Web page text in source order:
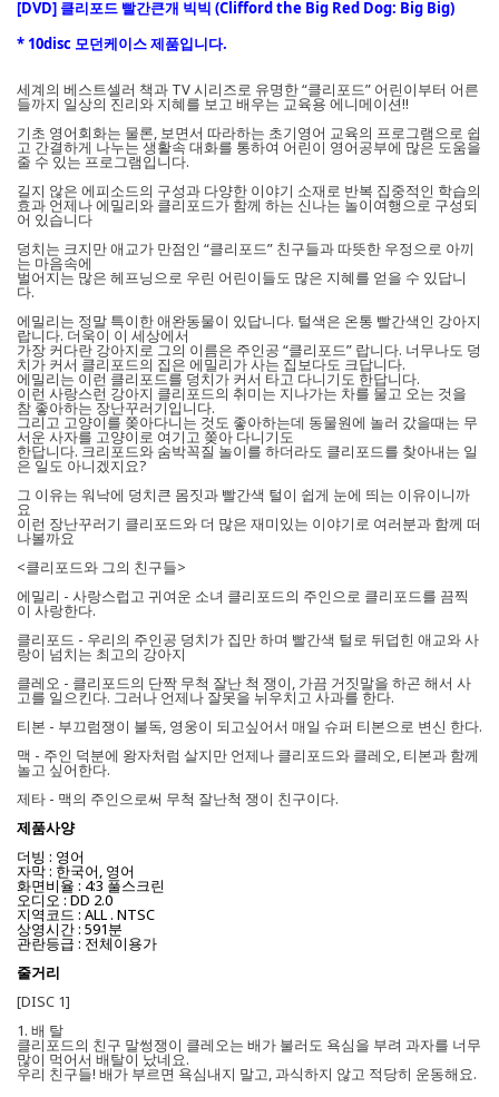
[DVD] 클리포드 빨간큰개 빅빅 (Clifford the Big Red Dog: Big Big)
* 10disc 모던케이스 제품입니다.
세계의 베스트셀러 책과 TV 시리즈로 유명한 “클리포드” 어린이부터 어른
들까지 일상의 진리와 지혜를 보고 배우는 교육용 에니메이션!!
기초 영어회화는 물론, 보면서 따라하는 초기영어 교육의 프로그램으로 쉽
고 간결하게 나누는 생활속 대화를 통하여 어린이 영어공부에 많은 도움을
줄 수 있는 프로그램입니다.
길지 않은 에피소드의 구성과 다양한 이야기 소재로 반복 집중적인 학습의
효과 언제나 에밀리와 클리포드가 함께 하는 신나는 놀이여행으로 구성되
어 있습니다
덩치는 크지만 애교가 만점인 “클리포드” 친구들과 따뜻한 우정으로 아끼
는 마음속에
벌어지는 많은 헤프닝으로 우린 어린이들도 많은 지혜를 얻을 수 있답니
다.
에밀리는 정말 특이한 애완동물이 있답니다. 털색은 온통 빨간색인 강아지
랍니다. 더욱이 이 세상에서
가장 커다란 강아지로 그의 이름은 주인공 “클리포드” 랍니다. 너무나도 덩
치가 커서 클리포드의 집은 에밀리가 사는 집보다도 크답니다.
에밀리는 이런 클리포드를 덩치가 커서 타고 다니기도 한답니다.
이런 사랑스런 강아지 클리포드의 취미는 지나가는 차를 물고 오는 것을
참 좋아하는 장난꾸러기입니다.
그리고 고양이를 쫒아다니는 것도 좋아하는데 동물원에 놀러 갔을때는 무
서운 사자를 고양이로 여기고 쫒아 다니기도
한답니다. 크리포드와 숨박꼭질 놀이를 하더라도 클리포드를 찾아내는 일
은 일도 아니겠지요?
그 이유는 워낙에 덩치큰 몸짓과 빨간색 털이 쉽게 눈에 띄는 이유이니까
요
이런 장난꾸러기 클리포드와 더 많은 재미있는 이야기로 여러분과 함께 떠
나볼까요
<클리포드와 그의 친구들>
에밀리 - 사랑스럽고 귀여운 소녀 클리포드의 주인으로 클리포드를 끔찍
이 사랑한다.
클리포드 - 우리의 주인공 덩치가 집만 하며 빨간색 털로 뒤덥힌 애교와 사
랑이 넘치는 최고의 강아지
클레오 - 클리포드의 단짝 무척 잘난 척 쟁이, 가끔 거짓말을 하곤 해서 사
고를 일으킨다. 그러나 언제나 잘못을 뉘우치고 사과를 한다.
티본 - 부끄럼쟁이 불독, 영웅이 되고싶어서 매일 슈퍼 티본으로 변신 한다.
맥 - 주인 덕분에 왕자처럼 살지만 언제나 클리포드와 클레오, 티본과 함께
놀고 싶어한다.
제타 - 맥의 주인으로써 무척 잘난척 쟁이 친구이다.
제품사양
더빙 : 영어
자막 : 한국어, 영어
화면비율 : 4:3 풀스크린
오디오 : DD 2.0
지역코드 : ALL . NTSC
상영시간 : 591분
관란등급 : 전체이용가
줄거리
[DISC 1]
1. 배 탈
클리포드의 친구 말썽쟁이 클레오는 배가 불러도 욕심을 부려 과자를 너무
많이 먹어서 배탈이 났네요.
우리 친구들! 배가 부르면 욕심내지 말고, 과식하지 않고 적당히 운동해요.